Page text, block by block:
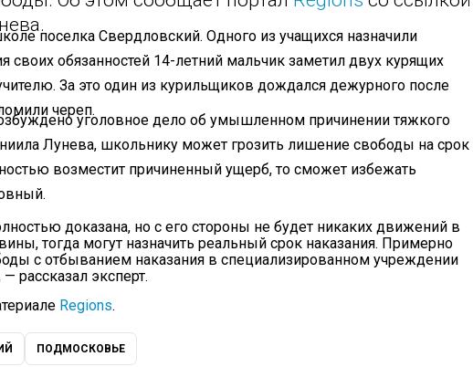
поселка Свердловский. Одного из учащихся назначили
обязанностей 14-летний мальчик заметил двух курящих
За это один из курильщиков дождался дежурного после
череп.
уголовное дело об умышленном причинении тяжкого
Лунева, школьнику может грозить лишение свободы на срок
возместит причиненный ущерб, то сможет избежать
доказана, но с его стороны не будет никаких движений в
тогда могут назначить реальный срок наказания. Примерно
с отбыванием наказания в специализированном учреждении
рассказал эксперт.
Regions.
ПОДМОСКОВЬЕ